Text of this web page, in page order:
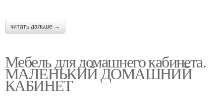
читать дальше →
Мебель для домашнего кабинета.
МАЛЕНЬКИЙ ДОМАШНИЙ
КАБИНЕТ